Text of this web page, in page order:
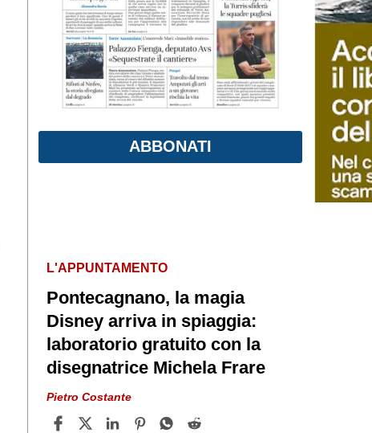
ABBONATI
L'APPUNTAMENTO
Pontecagnano, la magia
Disney arriva in spiaggia:
laboratorio gratuito con la
disegnatrice Michela Frare
Pietro Costante